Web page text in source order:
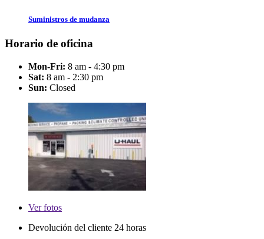
Suministros de mudanza
Horario de oficina
Mon-Fri: 8 am - 4:30 pm
Sat: 8 am - 2:30 pm
Sun: Closed
Verfotos
Devolución del cliente 24 horas